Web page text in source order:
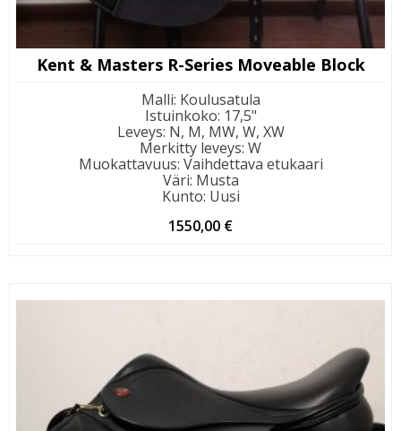
Kent & Masters R-Series Moveable Block
Malli: Koulusatula
Istuinkoko: 17,5"
Leveys: N, M, MW, W, XW
Merkitty leveys: W
Muokattavuus: Vaihdettava etukaari
Väri: Musta
Kunto: Uusi
1550,00 €